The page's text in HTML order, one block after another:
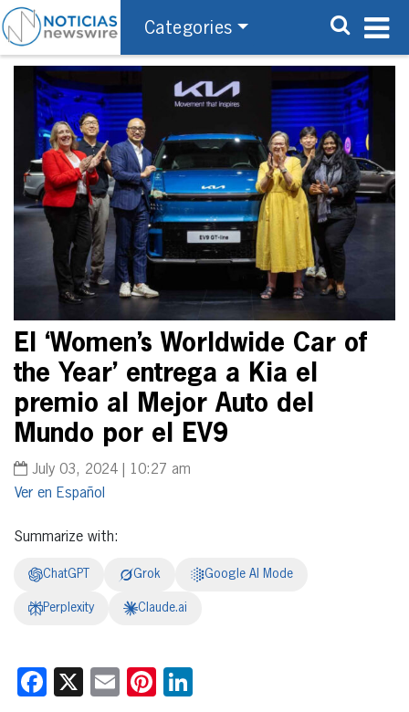
Categories
El ‘Women’s Worldwide Car of
the Year’ entrega a Kia el
premio al Mejor Auto del
Mundo por el EV9
July 03, 2024 | 10:27 am
Español
Summarize with:
ChatGPT Grok Google AI Mode
Perplexity Claude.ai
Facebook
X EmailPinterest